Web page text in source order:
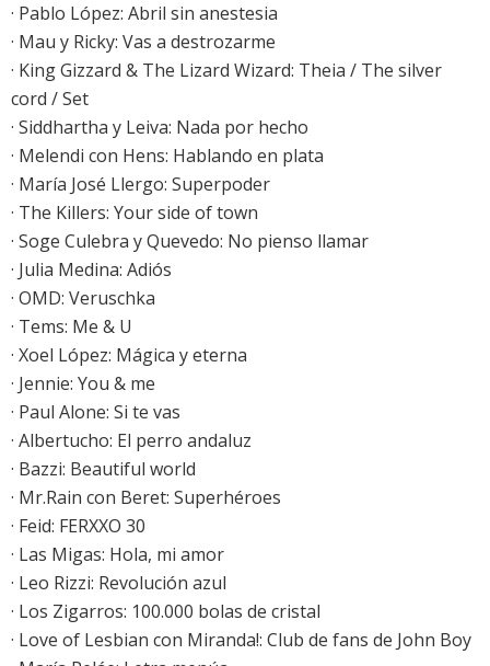
· Pablo López: Abril sin anestesia
· Mau y Ricky: Vas a destrozarme
· King Gizzard & The Lizard Wizard: Theia / The silver
cord / Set
· Siddhartha y Leiva: Nada por hecho
· Melendi con Hens: Hablando en plata
· María José Llergo: Superpoder
· The Killers: Your side of town
· Soge Culebra y Quevedo: No pienso llamar
· Julia Medina: Adiós
· OMD: Veruschka
· Tems: Me & U
· Xoel López: Mágica y eterna
· Jennie: You & me
· Paul Alone: Si te vas
· Albertucho: El perro andaluz
· Bazzi: Beautiful world
· Mr.Rain con Beret: Superhéroes
· Feid: FERXXO 30
· Las Migas: Hola, mi amor
· Leo Rizzi: Revolución azul
· Los Zigarros: 100.000 bolas de cristal
· Love of Lesbian con Miranda!: Club de fans de John Boy